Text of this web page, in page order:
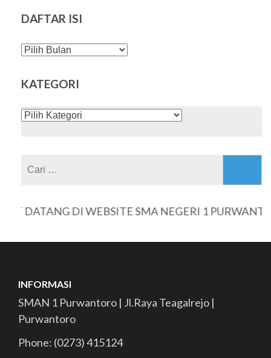
DAFTAR ISI
DAFTAR
KATEGORI
KATEGORI
DATANG DI WEBSITE SMA NEGERI 1 PURWANTORO
INFORMASI
SMAN 1 Purwantoro | Jl.Raya Teagalrejo |
Purwantoro
Phone: (0273) 415124